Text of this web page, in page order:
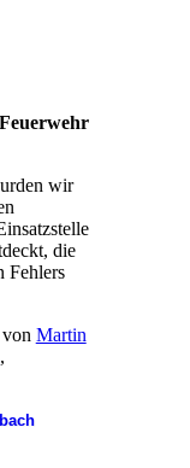
wir
die
Fehlers
von Martin
,